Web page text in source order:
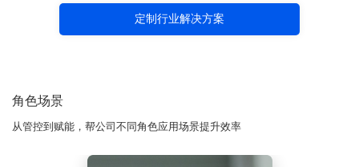
定制行业解决方案
角色场景
从管控到赋能，帮公司不同角色应用场景提升效率